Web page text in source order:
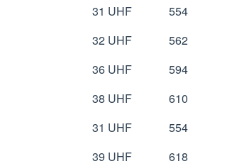
31 UHF
554
32 UHF
562
36 UHF
594
38 UHF
610
31 UHF
554
39 UHF
618